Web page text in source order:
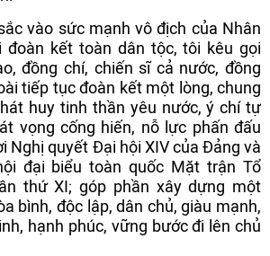
vào sức mạnh vô địch của Nhân
đoàn kết toàn dân tộc, tôi kêu gọi
đồng chí, chiến sĩ cả nước, đồng
tiếp tục đoàn kết một lòng, chung
huy tinh thần yêu nước, ý chí tự
vọng cống hiến, nỗ lực phấn đấu
Nghị quyết Đại hội XIV của Đảng và
đại biểu toàn quốc Mặt trận Tổ
thứ XI; góp phần xây dựng một
bình, độc lập, dân chủ, giàu mạnh,
hạnh phúc, vững bước đi lên chủ